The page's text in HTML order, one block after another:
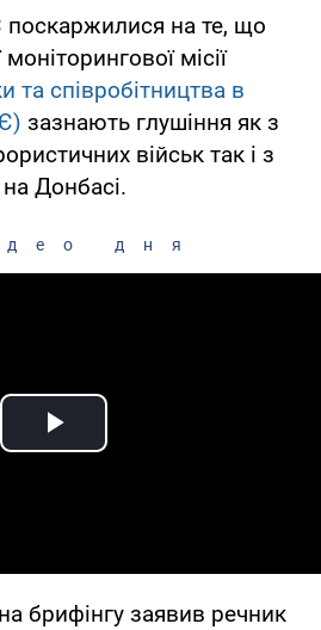
поскаржилися на те, що
місії
та співробітництва в
зазнають глушіння як з
військ так і з
Донбасі.
дня
Play Video
брифінгу заявив речник